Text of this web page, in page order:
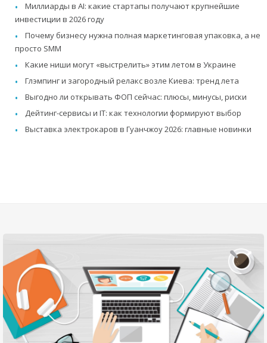
Миллиарды в AI: какие стартапы получают крупнейшие
инвестиции в 2026 году
Почему бизнесу нужна полная маркетинговая упаковка, а не
просто SMM
Какие ниши могут «выстрелить» этим летом в Украине
Глэмпинг и загородный релакс возле Киева: тренд лета
Выгодно ли открывать ФОП сейчас: плюсы, минусы, риски
Дейтинг-сервисы и IT: как технологии формируют выбор
Выставка электрокаров в Гуанчжоу 2026: главные новинки